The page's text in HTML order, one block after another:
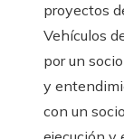
proyectos
Vehículos
por un
y
con un